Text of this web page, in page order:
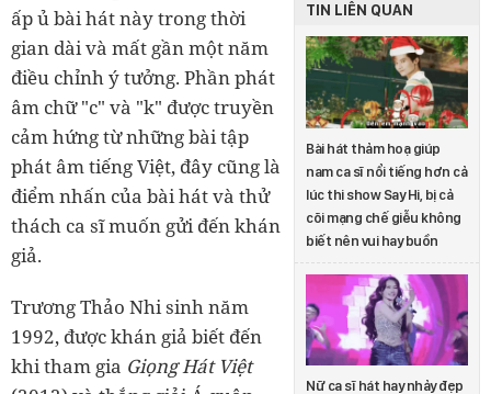
TIN LIÊN QUAN
Bài hát thảm hoạ giúp
nam ca sĩ nổi tiếng hơn cả
lúc thi show Say Hi, bị cả
cõi mạng chế giễu không
biết nên vui hay buồn
Nữ ca sĩ hát hay nhảy đẹp
ấp ủ bài hát này trong thời
gian dài và mất gần một năm
điều chỉnh ý tưởng. Phần phát
âm chữ "c" và "k" được truyền
cảm hứng từ những bài tập
phát âm tiếng Việt, đây cũng là
điểm nhấn của bài hát và thử
thách ca sĩ muốn gửi đến khán
giả.
Trương Thảo Nhi sinh năm
1992, được khán giả biết đến
khi tham gia Giọng Hát Việt